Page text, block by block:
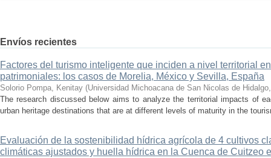
Envíos recientes
Factores del turismo inteligente que inciden a nivel territorial
patrimoniales: los casos de Morelia, México y Sevilla, España
Solorio Pompa, Kenitay (Universidad Michoacana de San Nicolas de Hidalgo
The research discussed below aims to analyze the territorial impacts of
urban heritage destinations that are at different levels of maturity in the
Evaluación de la sostenibilidad hídrica agrícola de 4 cultivos
climáticas ajustados y huella hídrica en la Cuenca de Cuitzeo